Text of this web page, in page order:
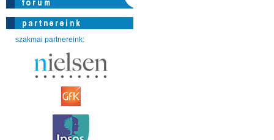
szakmai partnereink: